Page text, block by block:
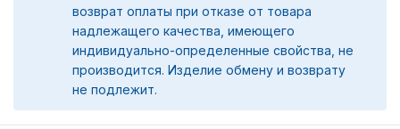
возврат оплаты при отказе от товара
надлежащего качества, имеющего
индивидуально-определенные свойства, не
производится. Изделие обмену и возврату
не подлежит.